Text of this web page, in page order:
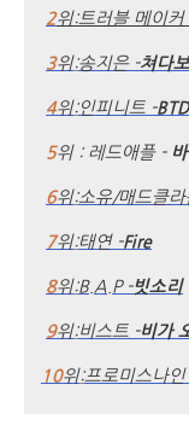
2위:트러블 메이커
3위:송지은 -쳐다
4위:인피니트 -BTD
5위: 레드애플 -
6위:소유/매드클라
7위:태연 -Fire
8위:B.A.P -빗소리
9위:비스트 -비가
10위:프로미스나인